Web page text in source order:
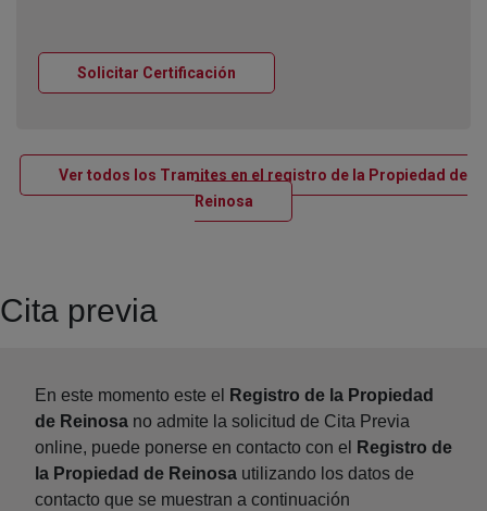
Solicitar Certificación
Ver todos los Tramites en el registro de la Propiedad de
Reinosa Ventana nueva
Cita previa
En este momento este el
Registro de la Propiedad
de Reinosa no admite la solicitud de Cita Previa
online, puede ponerse en contacto con el
Registro de
la Propiedad de Reinosa utilizando los datos de
contacto que se muestran a continuación